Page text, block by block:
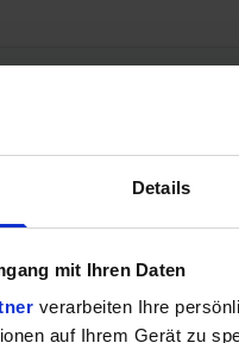
Details
mit Ihren Daten
verarbeiten Ihre
auf Ihrem Gerät zu